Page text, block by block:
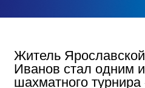
Житель
Иванов стал одним
шахматного